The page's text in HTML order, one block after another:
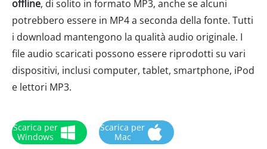
offline, di solito in formato MP3, anche se alcuni
potrebbero essere in MP4 a seconda della fonte. Tutti
i download mantengono la qualità audio originale. I
file audio scaricati possono essere riprodotti su vari
dispositivi, inclusi computer, tablet, smartphone, iPod
e lettori MP3.
Scarica per
Windows
Scarica per
Mac